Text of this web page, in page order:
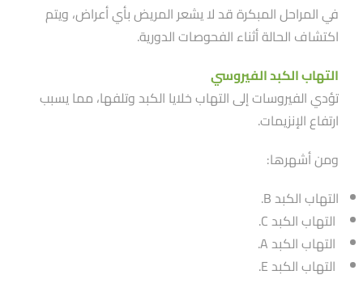
في المراحل المبكرة قد لا يشعر المريض بأي أعراض، ويتم
اكتشاف الحالة أثناء الفحوصات الدورية.
التهاب الكبد الفيروسي
تؤدي الفيروسات إلى التهاب خلايا الكبد وتلفها، مما يسبب
ارتفاع الإنزيمات.
ومن أشهرها:
التهاب الكبد B.
التهاب الكبد C.
التهاب الكبد A.
التهاب الكبد E.